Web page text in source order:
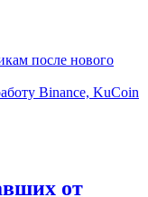
после нового
Binance, KuCoin
от